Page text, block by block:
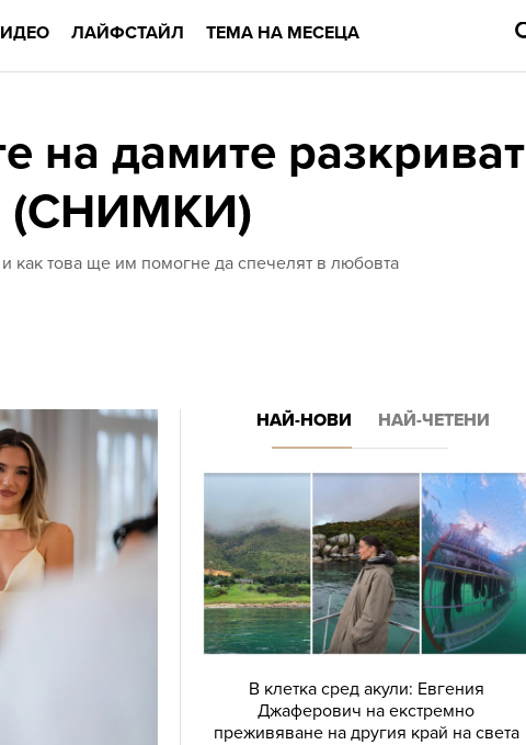
ЛАЙФСТАЙЛ ТЕМА НА МЕСЕЦА
на дамите разкриват
(СНИМКИ)
как това ще им помогне да спечелят в любовта
НАЙ-НОВИ НАЙ-ЧЕТЕНИ
В клетка сред акули: Евгения
Джаферович на екстремно
преживяване на другия край на света